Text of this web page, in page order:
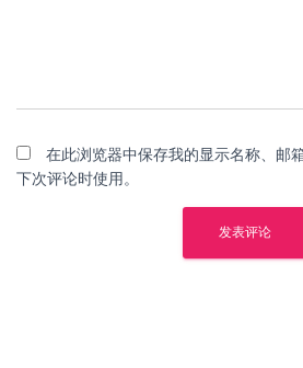
在此浏览器中保存我的显示名称、邮
下次评论时使用。